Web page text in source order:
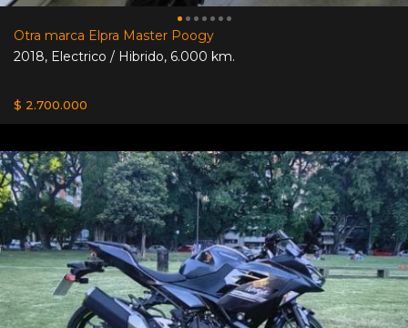
Otra marca Elpra Master Poogy
2018, Electrico / Hibrido, 6.000 km.
$ 2.700.000